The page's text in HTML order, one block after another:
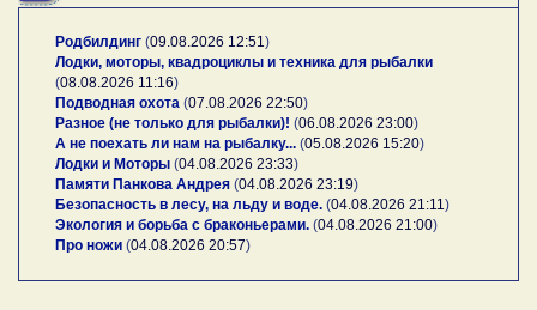
Родбилдинг (09.08.2026 12:51 )
Лодки, моторы, квадроциклы и техника для рыбалки
(08.08.2026 11:16)
Подводная охота (07.08.2026 22:50)
Разное (не только для рыбалки)! (06.08.2026 23:00)
А не поехать ли нам на рыбалку... (05.08.2026 15:20)
Лодки и Моторы (04.08.2026 23:33)
Памяти Панкова Андрея (04.08.2026 23:19)
Безопасность в лесу, на льду и воде. (04.08.2026 21:11 )
Экология и борьба с браконьерами. (04.08.2026 21:00)
Про ножи (04.08.2026 20:57)